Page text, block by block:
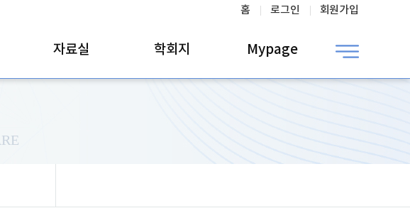
홈 로그인 회원가입
자료실 학회지 Mypage